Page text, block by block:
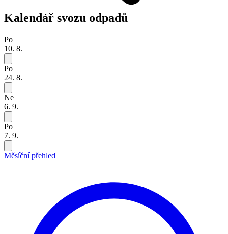
Kalendář svozu odpadů
Po
10. 8.
Po
24. 8.
Ne
6. 9.
Po
7. 9.
Měsíční přehled